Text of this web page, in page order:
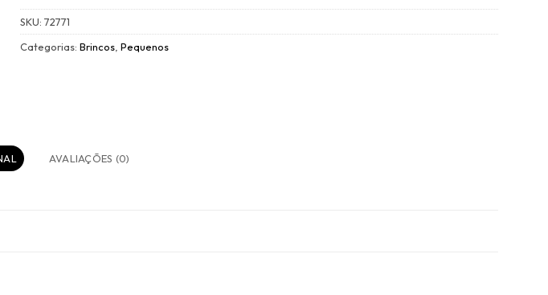
SKU: 72771
Categorias: Brincos Pequenos
AVALIAÇÕES (0)